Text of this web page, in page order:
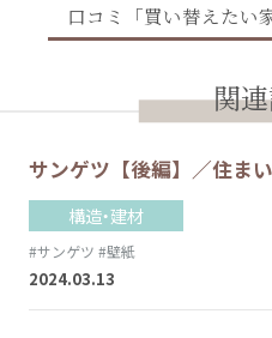
口コミ「買い替えたい
関
サンゲツ【後編】／住ま
構造・建材
#サンゲツ #壁紙
2024.03.13